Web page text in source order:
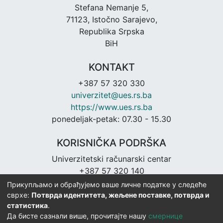
Stefana Nemanje 5,
71123, Istočno Sarajevo,
Republika Srpska
BiH
KONTAKT
+387 57 320 330
univerzitet@ues.rs.ba
https://www.ues.rs.ba
ponedeljak-petak: 07.30 - 15.30
KORISNIČKA PODRŠKA
Univerzitetski računarski centar
+387 57 320 140
urc@ues.rs.ba
https://urc.ues.rs.ba
Прикупљамо и обрађујемо ваше личне податке у следеће
сврхе: Потврда идентитета, жељене поставке, потврда и
статистика.
Да бисте сазнали више, прочитајте нашу смернице